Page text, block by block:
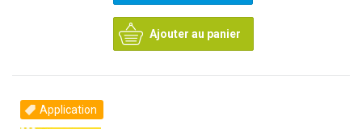
Ajouter au panier
Application